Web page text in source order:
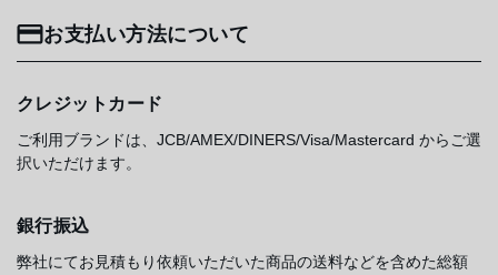
お支払い方法について
クレジットカード
ご利用ブランドは、JCB/AMEX/DINERS/Visa/Mastercard からご選
択いただけます。
銀行振込
弊社にてお見積もり依頼いただいた商品の送料などを含めた総額